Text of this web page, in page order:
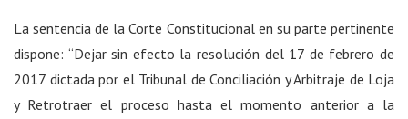
La sentencia de la Corte Constitucional en su parte pertinente
dispone: “Dejar sin efecto la resolución del 17 de febrero de
2017 dictada por el Tribunal de Conciliación y Arbitraje de Loja
y Retrotraer el proceso hasta el momento anterior a la